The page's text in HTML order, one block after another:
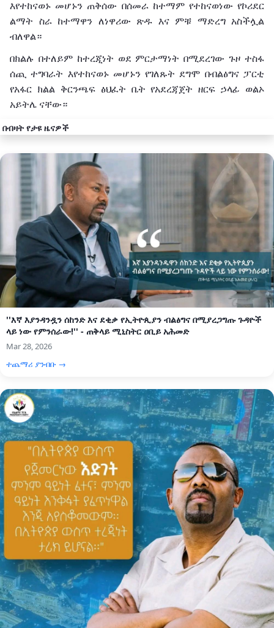
እየተከናወኑ መሆኑን ጠቅሰው በሰመራ ከተማም የተከናወነው የኮሪደር
ልማት
ስራ ከተማዋን ለነዋሪው ጽዱ እና ምቹ ማድረግ
አስችሏል
ብለዋል።
በክልሉ በተለይም ከተረጂነት ወደ ምርታማነት በሚደረገው ጉዞ ተስፋ
ሰጪ
ተግባራት እየተከናወኑ መሆኑን የገለጹት ደግሞ በብልፅግና ፓርቲ
የአፋር ክልል ቅርንጫፍ ፅህፈት ቤት የአደረጃጀት ዘርፍ ኃላፊ
ወልኦ
አይትሌ ናቸው።
በብዛት የታዩ ዜናዎች
''እኛ እያንዳንዷን ሰከንድ እና ደቂቃ የኢትዮጲያን ብልፅግና በሚያረጋግጡ ጉዳዮች
ላይ ነው የምንሰራው!'' - ጠቅላይ ሚኒስትር ዐቢይ አሕመድ
Mar 28, 2026
ተጨማሪ ያንብቡ →